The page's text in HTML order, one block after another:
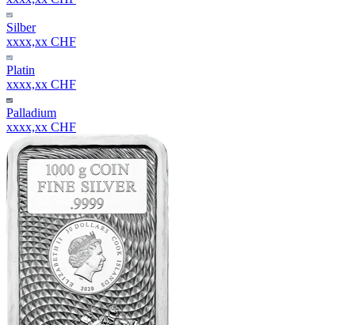
Silber
xxxx,xx CHF
Platin
xxxx,xx CHF
Palladium
xxxx,xx CHF